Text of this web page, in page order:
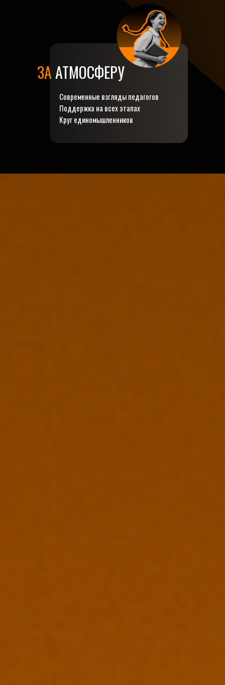
ЗААТМОСФЕРУ
Современные взгляды педагогов
Поддержка на всех этапах
Круг единомышленников